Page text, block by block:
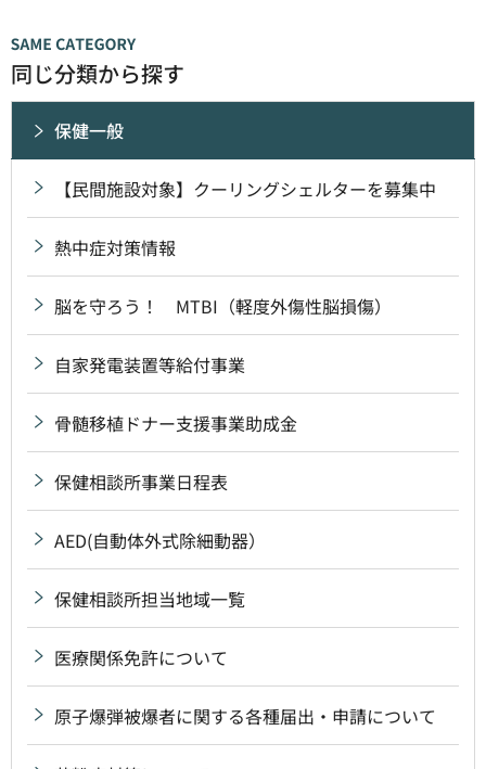
同じ分類から探す
保健一般
【民間施設対象】クーリングシェルターを募集中
熱中症対策情報
脳を守ろう！ MTBI（軽度外傷性脳損傷）
自家発電装置等給付事業
骨髄移植ドナー支援事業助成金
保健相談所事業日程表
AED(自動体外式除細動器）
保健相談所担当地域一覧
医療関係免許について
原子爆弾被爆者に関する各種届出・申請について